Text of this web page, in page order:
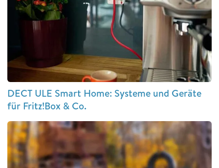
DECT ULE Smart Home: Systeme und Geräte
für Fritz!Box & Co.